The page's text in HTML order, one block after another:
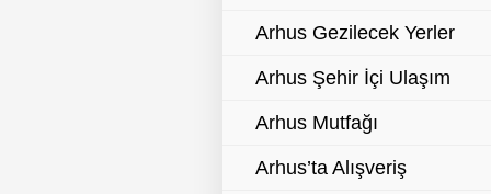
Arhus Gezilecek Yerler
Arhus Şehir İçi Ulaşım
Arhus Mutfağı
Arhus’ta Alışveriş